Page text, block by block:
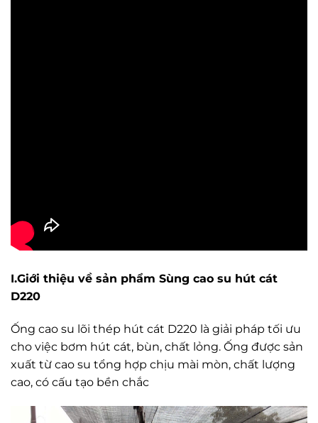
I.Giới thiệu về sản phẩm Sùng cao su hút cát
D220
Ống cao su lõi thép hút cát D220 là giải pháp tối ưu
cho việc bơm hút cát, bùn, chất lỏng. Ống được sản
xuất từ cao su tổng hợp chịu mài mòn, chất lượng
cao, có cấu tạo bền chắc